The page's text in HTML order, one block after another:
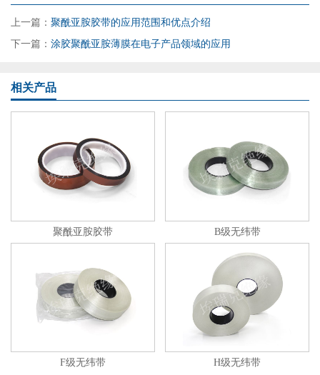
上一篇： 聚酰亚胺胶带的应用范围和优点介绍
下一篇： 涂胶聚酰亚胺薄膜在电子产品领域的应用
相关产品
聚酰亚胺胶带 B级无纬带
F级无纬带 H级无纬带